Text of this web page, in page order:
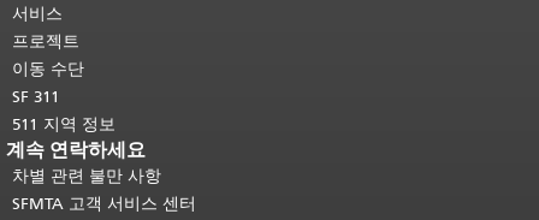
다.메인 콘텐츠 상단으로 돌아가려면
여기를 클릭하십시오
서비스
프로젝트
이동 수단
SF 311
511 지역 정보
계속 연락하세요
차별 관련 불만 사항
SFMTA 고객 서비스 센터